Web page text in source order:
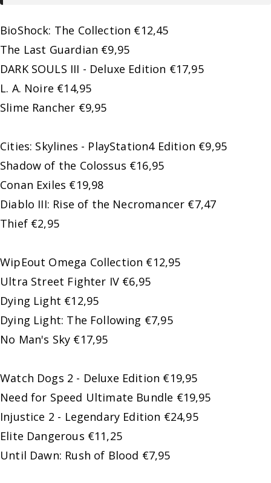
BioShock: The Collection €12,45
The Last Guardian €9,95
DARK SOULS III - Deluxe Edition €17,95
L. A. Noire €14,95
Slime Rancher €9,95
Cities: Skylines - PlayStation4 Edition €9,95
Shadow of the Colossus €16,95
Conan Exiles €19,98
Diablo III: Rise of the Necromancer €7,47
Thief €2,95
WipEout Omega Collection €12,95
Ultra Street Fighter IV €6,95
Dying Light €12,95
Dying Light: The Following €7,95
No Man's Sky €17,95
Watch Dogs 2 - Deluxe Edition €19,95
Need for Speed Ultimate Bundle €19,95
Injustice 2 - Legendary Edition €24,95
Elite Dangerous €11,25
Until Dawn: Rush of Blood €7,95